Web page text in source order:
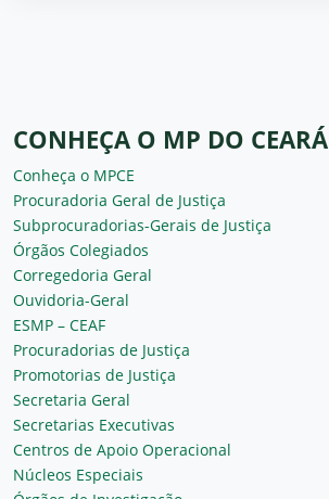
CONHEÇA O MP DO CEARÁ
Conheça o MPCE
Procuradoria Geral de Justiça
Subprocuradorias-Gerais de Justiça
Órgãos Colegiados
Corregedoria Geral
Ouvidoria-Geral
ESMP – CEAF
Procuradorias de Justiça
Promotorias de Justiça
Secretaria Geral
Secretarias Executivas
Centros de Apoio Operacional
Núcleos Especiais